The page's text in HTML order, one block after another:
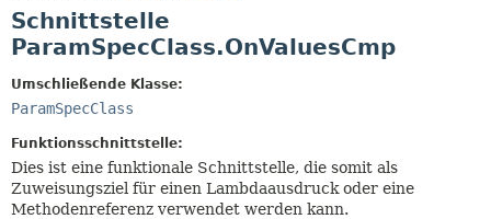
KLASSE
BAUM
INDEX
KONSTRUKTOR
METHODE
Schnittstelle
ParamSpecClass.OnValuesCmp
Umschließende Klasse:
ParamSpecClass
Funktionsschnittstelle:
Dies ist eine funktionale Schnittstelle, die somit als
Zuweisungsziel für einen Lambdaausdruck oder eine
Methodenreferenz verwendet werden kann.